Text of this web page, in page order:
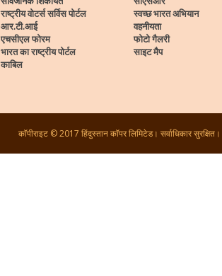
राष्ट्रीय वोटर्स सर्विस पोर्टल
आर.टी.आई
एचसीएल फोरम
भारत का राष्ट्रीय पोर्टल
काबिल
स्वच्छ भारत अभियान
वहनीयता
फोटो गैलरी
साइट मैप
कॉपीराइट © 2017 हिंदुस्तान कॉपर लिमिटेड। सर्वाधिकार सुरक्षित।